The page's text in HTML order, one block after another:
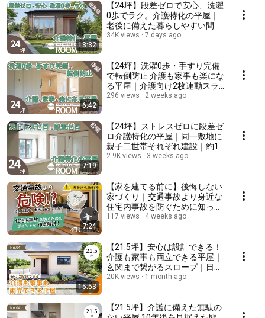
チン【ルームツアー】
13:32
【24坪】段差ゼロで安心、洗濯
0歩でラク。介護特化の平屋｜
老後に備えた暮らしやすい間取
り｜「洗う・干す・乾かす・畳
ラットな床計画【ルームツア
ー】
34K views 7 days ago
6:42
【24坪】洗濯0歩・手すり完備
で転倒防止 介護も家事も楽にな
る平屋｜介護向け2枚連動スラ
イドドアで大開口｜ 1坪脱衣室
届く広々洗面【ルームツアー】
296 views 2 weeks ago
7:19
【24坪】ストレスゼロに段差ゼ
ロ介護特化の平屋｜同一敷地に
親子二世帯それぞれ建設｜約10
帖の余裕あるスペース｜延床面
ット床計画【ルームツアー】
2.9K views 3 weeks ago
7:24
【家を建てる前に】後悔しない
家づくり｜交通事故より身近な
住宅内事故を防ぐために知って
おきたい安全対策
117 views 4 weeks ago
15:53
【21.5坪】安心は設計できる！
介護も家事も両立できる平屋｜
玄関まで繋がるスロープ｜日当
たりがよく明るいLDK｜インテ
効率動線【ルームツアー】
20K views 1 month ago
【21.5坪】介護に備えた無駄の